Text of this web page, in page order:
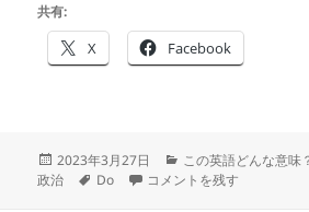
共有:
X Facebook
投
稿
2023年3月27日
カ
テ
この英語どんな意味
政治
タ
Do dole は ――#つぶやき英単
コメントを残す